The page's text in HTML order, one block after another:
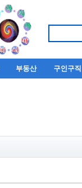
부동산 구인구직